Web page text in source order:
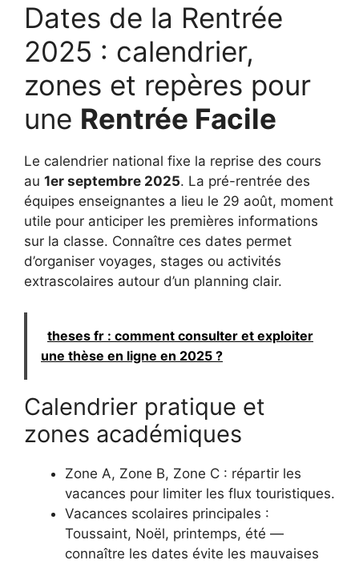
Dates de la Rentrée
2025 : calendrier,
zones et repères pour
une Rentrée Facile
Le calendrier national fixe la reprise des cours
au 1er septembre 2025. La pré-rentrée des
équipes enseignantes a lieu le 29 août, moment
utile pour anticiper les premières informations
sur la classe. Connaître ces dates permet
d’organiser voyages, stages ou activités
extrascolaires autour d’un planning clair.
theses fr : comment consulter et exploiter
une thèse en ligne en 2025 ?
Calendrier pratique et
zones académiques
Zone A, Zone B, Zone C : répartir les
vacances pour limiter les flux touristiques.
Vacances scolaires principales :
Toussaint, Noël, printemps, été —
connaître les dates évite les mauvaises